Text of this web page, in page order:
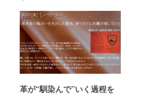
革が“馴染んで”いく過程を